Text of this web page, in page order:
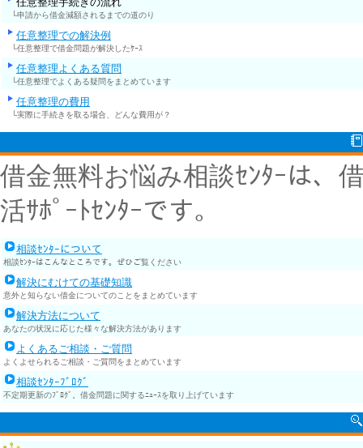
└申請から借金減額されるまでの道のり
任意整理での解決例
└任意整理で借金問題が解決したｹｰｽ
任意整理よくある質問
└任意整理でよくある疑問をまとめています
任意整理の費用
└実際に手続きを取る場合、どんな費用が？
借金無料お悩み相談ｾﾝﾀｰは、
活ｻﾎﾟｰﾄｾﾝﾀｰです。
相談ｾﾝﾀｰについて
相談ｾﾝﾀｰはこんなところです。ぜひご覧ください
解決にむけての基礎知識
意外と知らない借金についてのことをまとめています
解決方法について
あなたの状況に応じた様々な解決方法があります
よくあるご相談・ご質問
よくよせられるご相談・ご質問をまとめています
相談ｾﾝﾀｰﾌﾞﾛｸﾞ
不定期更新のﾌﾞﾛｸﾞ。借金問題に関するﾆｭｰｽを取り上げています